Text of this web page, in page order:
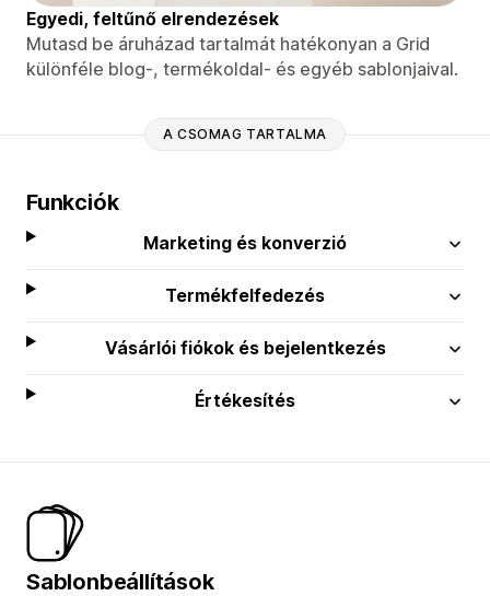
Egyedi, feltűnő elrendezések
Mutasd be áruházad tartalmát hatékonyan a Grid
különféle blog-, termékoldal- és egyéb sablonjaival.
A CSOMAG TARTALMA
Funkciók
Marketing és konverzió
Termékfelfedezés
Vásárlói fiókok és bejelentkezés
Értékesítés
Sablonbeállítások